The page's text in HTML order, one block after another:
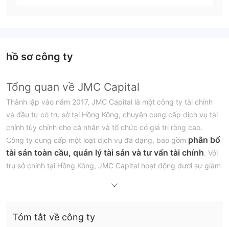
hồ sơ công ty
Tổng quan về JMC Capital
Thành lập vào năm 2017, JMC Capital là một công ty tài chính
và đầu tư có trụ sở tại Hồng Kông, chuyên cung cấp dịch vụ tài
chính tùy chỉnh cho cá nhân và tổ chức có giá trị ròng cao.
Công ty cung cấp một loạt dịch vụ đa dạng, bao gồm phân bổ
tài sản toàn cầu, quản lý tài sản và tư vấn tài chính. Với
trụ sở chính tại Hồng Kông, JMC Capital hoạt động dưới sự giám
cụ thể của khách hàng, những ưu điểm của nền tảng này bao
Tóm tắt về công ty